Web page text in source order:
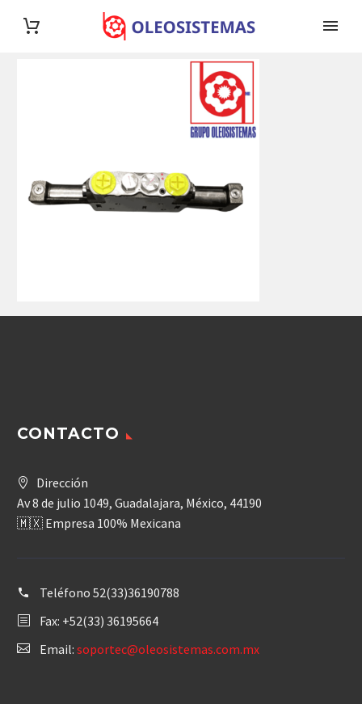
CONTACTO
Dirección
Av 8 de julio 1049, Guadalajara, México, 44190
🇲🇽 Empresa 100% Mexicana
Teléfono 52(33)36190788
Fax: +52(33) 36195664
Email: soportec@oleosistemas.com.mx